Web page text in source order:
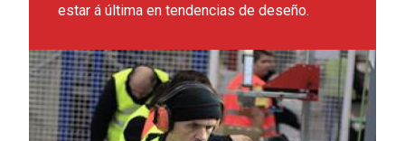
estar á última en tendencias de deseño.
Leer más sobre Pedro, a formación o seu mellor aliado.